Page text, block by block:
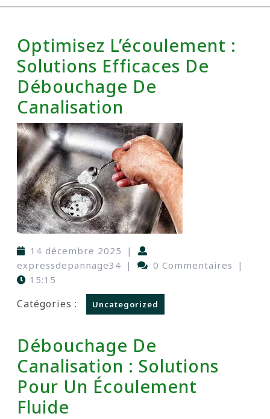
Optimisez L’écoulement :
Solutions Efficaces De
Débouchage De
Canalisation
14 décembre 2025
|
expressdepannage34 | 0 Commentaires
|
15:15
Catégories : Uncategorized
Débouchage De
Canalisation : Solutions
Pour Un Écoulement
Fluide